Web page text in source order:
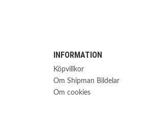
INFORMATION
Köpvillkor
Om Shipman Bildelar
Om cookies